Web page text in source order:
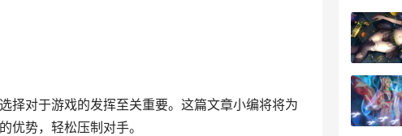
择对于游戏的发挥至关重要。这篇文章小编将将为
优势，轻松压制对手。